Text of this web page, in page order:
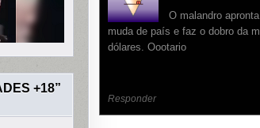
O malandro
muda de país e faz o dobro da
dólares. Oootario
Responder
+18”